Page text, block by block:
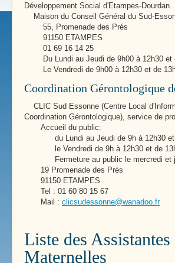
Développement Social d'Etampes-Dourdan
Maison du Conseil Général du Sud-
55, Promenade des Prés
91150 ETAMPES
01 69 16 14 25
Du Lundi au Jeudi de 9h00 à 12h30 et
Le Vendredi de 9h00 à 12h30 et de
Coordination Gérontologique
CLIC Sud Essonne (Centre Local
Coordination Gérontologique), service de
Accueil du public:
du Lundi au Jeudi de 9h à 12h30 et
le Vendredi de 9h à 12h30 et de
Fermeture au public le mercredi et
19 Promenade des Prés
91150 ETAMPES
Tel : 01 60 80 15 67
Mail : clicsudessonne@wanadoo.fr
Liste des Assistantes
Maternelles